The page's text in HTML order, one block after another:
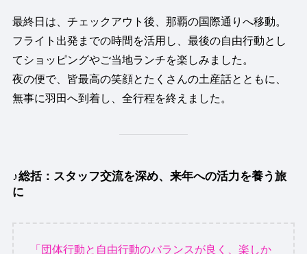
最終日は、チェックアウト後、那覇の国際通りへ移動。
フライト出発までの時間を活用し、最後の自由行動とし
てショッピングやご当地ランチを楽しみました。
夜の便で、皆最高の笑顔とたくさんの土産話とともに、
無事に羽田へ到着し、全行程を終えました。
♪総括：スタッフ交流を深め、来年への活力を養う旅
に
「団体行動と自由行動のバランスが良く、楽しか